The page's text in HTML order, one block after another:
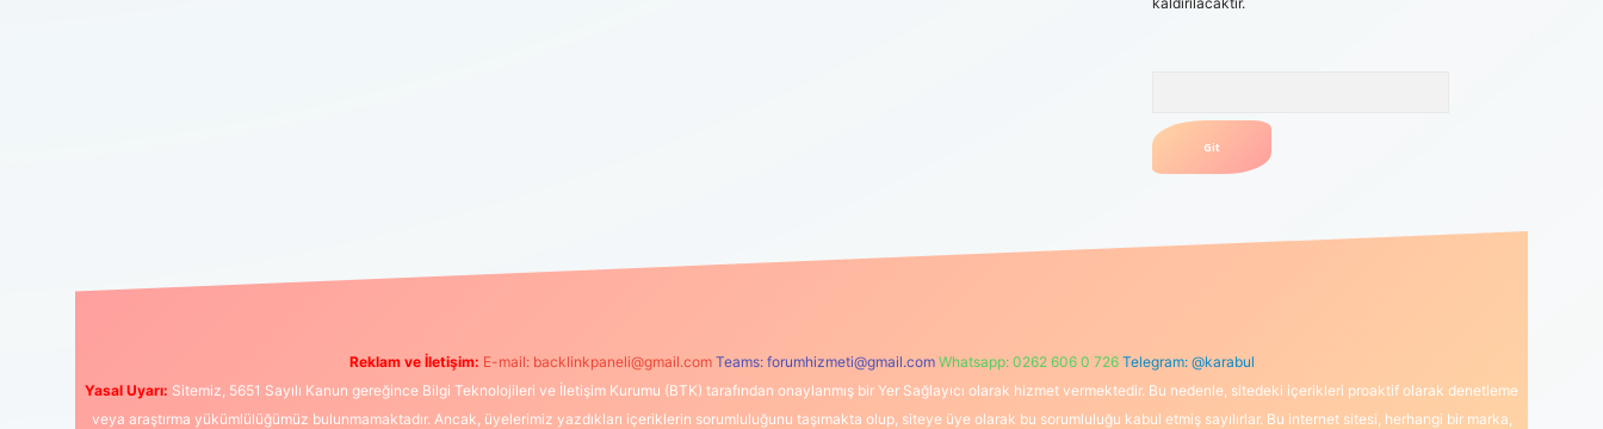
Reklam ve İletişim: E-mail: backlinkpaneli@gmail.com Teams: forumhizmeti@gmail.com Whatsapp: 0262 606 0 726 Telegram: @karabul
Yasal Uyarı: Sitemiz, 5651 Sayılı Kanun gereğince Bilgi Teknolojileri ve İletişim Kurumu (BTK) tarafından onaylanmış bir Yer Sağlayıcı olarak hizmet vermektedir. Bu nedenle, sitedeki içerikleri proaktif olarak denetleme
veya araştırma yükümlülüğümüz bulunmamaktadır. Ancak, üyelerimiz yazdıkları içeriklerin sorumluluğunu taşımakta olup, siteye üye olarak bu sorumluluğu kabul etmiş sayılırlar. Bu internet sitesi, herhangi bir marka,